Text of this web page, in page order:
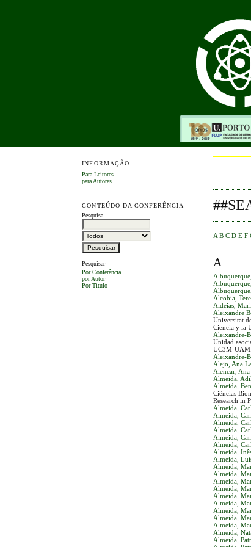
INFORMAÇÃO
Para Leitores
para Autores
CONTEÚDO DA CONFERÊNCIA
Pesquisa
Pesquisar
Por Conferência
por Autor
Por Título
A B C D E F
A
Alcobia,
Aldeias,
Aleixandre
Universitat
Ciencia y la
Aleixandre-
Unidad
UC3M-
Aleixandre-
Alejo, Ana
Alencar, Ana
Almeida,
Almeida,
Ciências
Research in
Almeida,
Almeida,
Almeida,
Almeida,
Almeida,
Almeida,
Almeida,
Almeida,
Almeida,
Almeida,
Almeida,
Almeida,
Almeida,
Almeida,
Almeida,
Almeida,
Almeida,
Almeida,
Almeida,